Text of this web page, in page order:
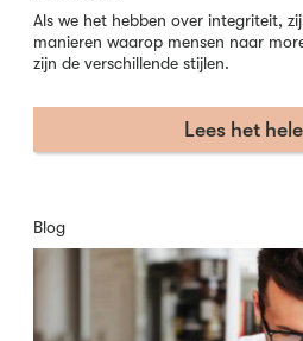
Als we het hebben over integriteit,
manieren waarop mensen naar
zijn de verschillende stijlen.
Lees het
Blog